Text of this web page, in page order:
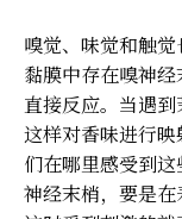
嗅觉、味觉和触
黏膜中存在嗅神
直接反应。当遇
这样对香味进行
们在哪里感受到
神经末梢，要是在